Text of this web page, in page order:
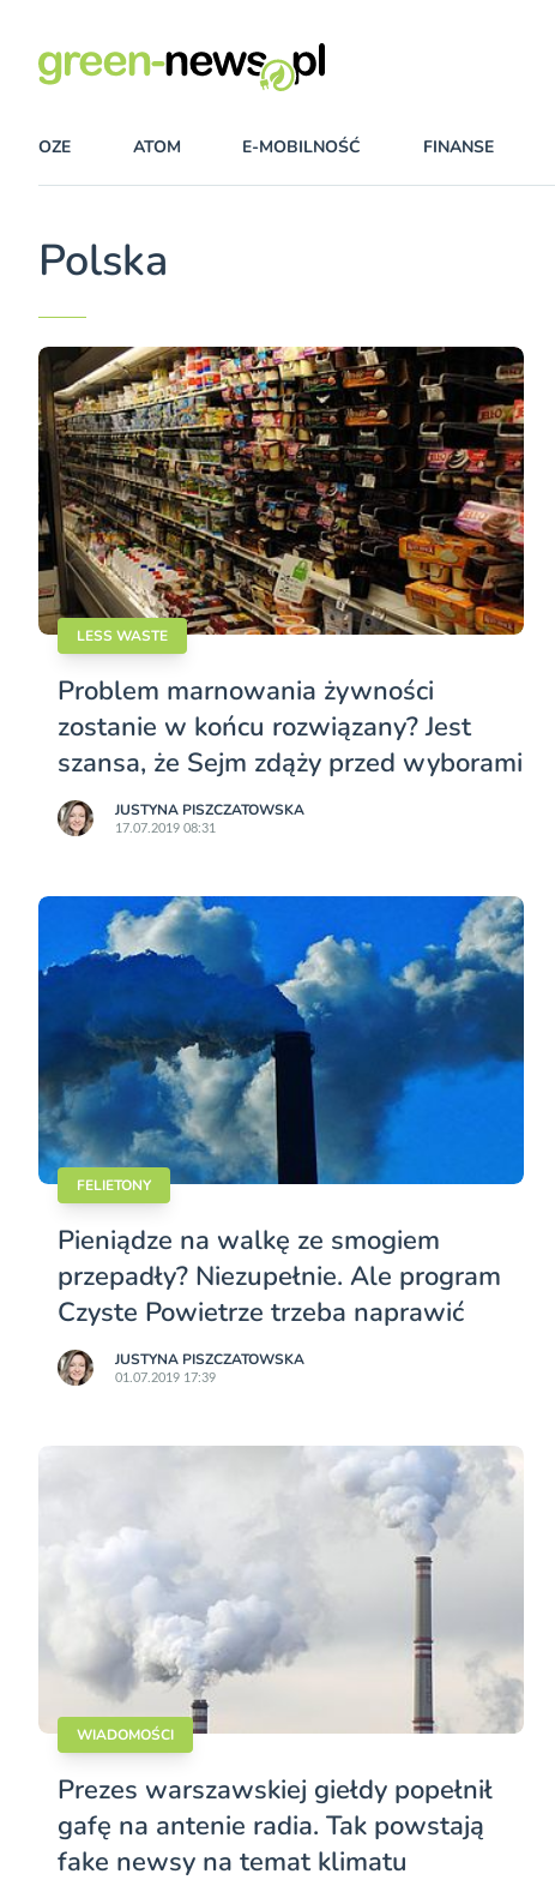
OZE ATOM E-MOBILNOŚĆ FINANSE
Polska
LESS WASTE
Problem marnowania żywności
zostanie w końcu rozwiązany? Jest
szansa, że Sejm zdąży przed wyborami
JUSTYNA PISZCZATOWSKA
17.07.2019 08:31
FELIETONY
Pieniądze na walkę ze smogiem
przepadły? Niezupełnie. Ale program
Czyste Powietrze trzeba naprawić
JUSTYNA PISZCZATOWSKA
01.07.2019 17:39
WIADOMOŚCI
Prezes warszawskiej giełdy popełnił
gafę na antenie radia. Tak powstają
fake newsy na temat klimatu